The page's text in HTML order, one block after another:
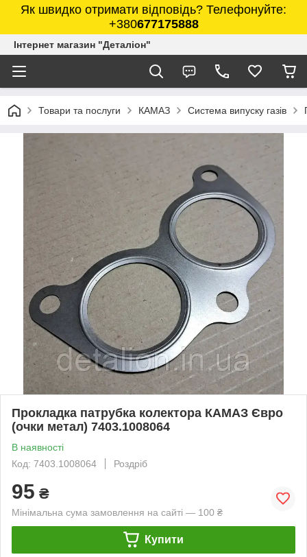
Як швидко отримати відповідь? Телефонуйте:
+380677175888
Інтернет магазин "Деталіон"
Товари та послуги КАМАЗ Система випуску газів
Прокладка патрубка колектора КАМАЗ Євро
(очки метал) 7403.1008064
В наявності
Код: 7403.1008064
Роздріб
95 ₴
Мінімальна сума замовлення на сайті — 100 ₴
Купити